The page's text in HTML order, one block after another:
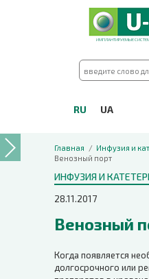
ИМПЛАНТИРУЕМЫЕ
RU UA
Главная
Инфузия и
Венозный порт
ИНФУЗИЯ И
28.11.2017
Венозный
Когда появляется
долгосрочного или